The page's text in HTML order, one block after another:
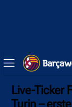
Live-Ticker
Turin –